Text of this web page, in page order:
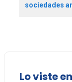
sociedades
Lo viste